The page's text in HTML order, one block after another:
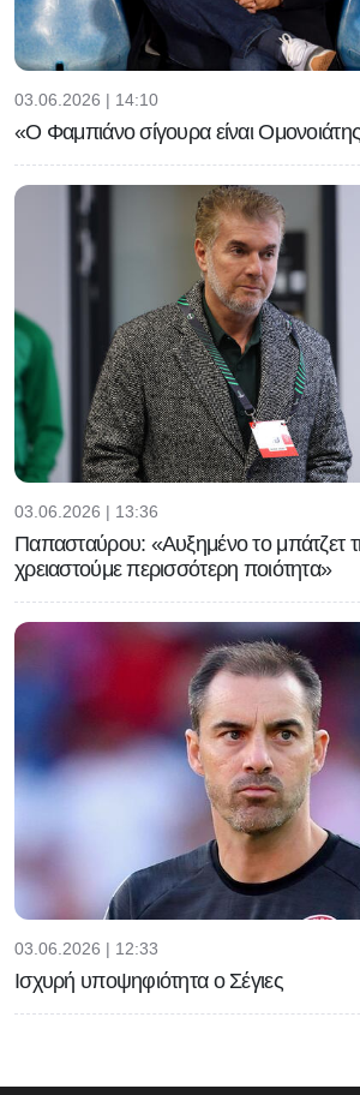
03.06.2026 | 14:10
«Ο Φαμπιάνο σίγουρα είναι
03.06.2026 | 13:36
Παπασταύρου: «Αυξημένο το μπάτζετ
χρειαστούμε περισσότερη ποιότητα»
03.06.2026 | 12:33
Ισχυρή υποψηφιότητα ο Σέγιες